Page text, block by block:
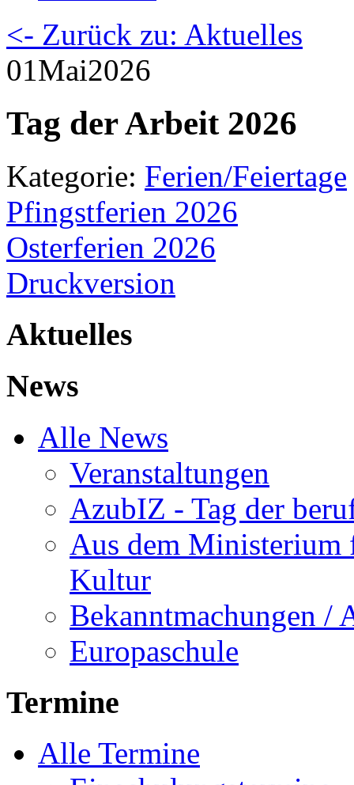
<- Zurück zu: Aktuelles
01Mai2026
Tag der Arbeit 2026
Kategorie: Ferien/Feiertage
Pfingstferien 2026
Osterferien 2026
Druckversion
Aktuelles
News
Alle News
Veranstaltungen
AzubIZ - Tag der
Aus dem Ministerium
Kultur
Bekanntmachungen /
Europaschule
Termine
Alle Termine